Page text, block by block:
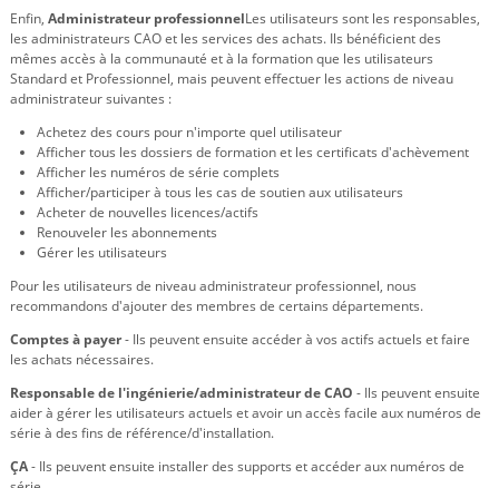
Enfin, Administrateur professionnelLes utilisateurs sont les responsables,
les administrateurs CAO et les services des achats. Ils bénéficient des
mêmes accès à la communauté et à la formation que les utilisateurs
Standard et Professionnel, mais peuvent effectuer les actions de niveau
administrateur suivantes :
Achetez des cours pour n'importe quel utilisateur
Afficher tous les dossiers de formation et les certificats d'achèvement
Afficher les numéros de série complets
Afficher/participer à tous les cas de soutien aux utilisateurs
Acheter de nouvelles licences/actifs
Renouveler les abonnements
Gérer les utilisateurs
Pour les utilisateurs de niveau administrateur professionnel, nous
recommandons d'ajouter des membres de certains départements.
Comptes à payer- Ils peuvent ensuite accéder à vos actifs actuels et faire
les achats nécessaires.
Responsable de l'ingénierie/administrateur de CAO - Ils peuvent ensuite
aider à gérer les utilisateurs actuels et avoir un accès facile aux numéros de
série à des fins de référence/d'installation.
ÇA- Ils peuvent ensuite installer des supports et accéder aux numéros de